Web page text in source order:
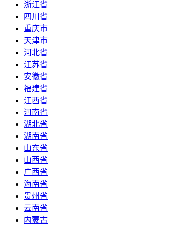
浙江省
四川省
重庆市
天津市
河北省
江苏省
安徽省
福建省
江西省
河南省
湖北省
湖南省
山东省
山西省
广西省
海南省
贵州省
云南省
内蒙古